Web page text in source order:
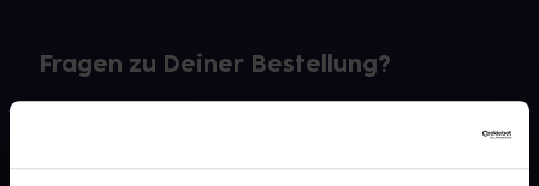
Fragen zu Deiner Bestellung?